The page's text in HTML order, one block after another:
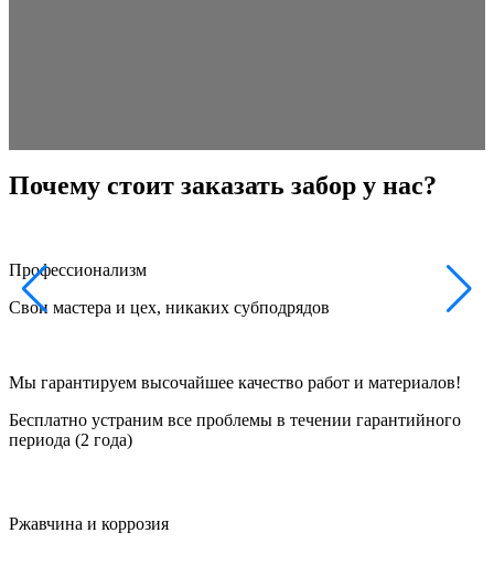
Почему стоит заказать забор у нас?
Профессионализм
Свои мастера и цех, никаких субподрядов
Мы гарантируем высочайшее качество работ и материалов!
Бесплатно устраним все проблемы в течении гарантийного
периода (2 года)
Ржавчина и коррозия